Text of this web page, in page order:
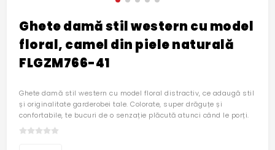
Ghete damă stil western cu model
floral, camel din piele naturală
FLGZM766-41
Ghete damă stil western cu model floral distractiv, ce adaugă stil
și originalitate garderobei tale. Colorate, super drăguțe și
confortabile, te bucuri de o senzație plăcută atunci când le porți.